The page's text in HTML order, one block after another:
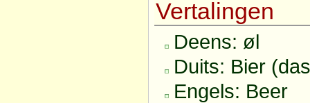
Vertalingen
Deens: øl
Duits: Bier
Engels: Beer